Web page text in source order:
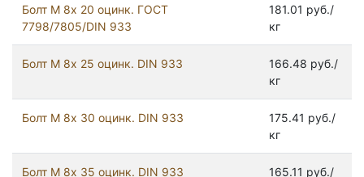
Болт М 8х 20 оцинк. ГОСТ
7798/7805/DIN 933
181.01 руб./
кг
Болт М 8х 25 оцинк. DIN 933
166.48 руб./
кг
Болт М 8х 30 оцинк. DIN 933
175.41 руб./
кг
Болт М 8х 35 оцинк. DIN 933
165.11 руб./